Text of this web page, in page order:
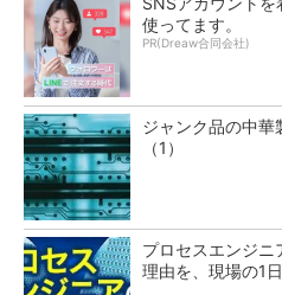
使ってます。
PR(Dreaw合同会社)
ジャンク品の中華
（1）
プロセスエンジニ
理由を、現場の1